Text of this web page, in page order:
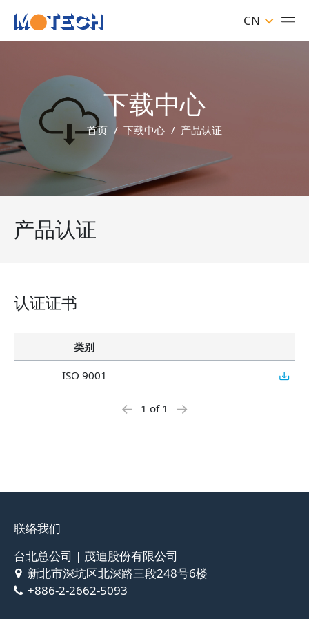
CN
下载中心
首页 下载中心 产品认证
产品认证
认证证书
类别
ISO 9001
← 1 of 1 →
联络我们
台北总公司 | 茂迪股份有限公司
新北市深坑区北深路三段248号6楼
+886-2-2662-5093